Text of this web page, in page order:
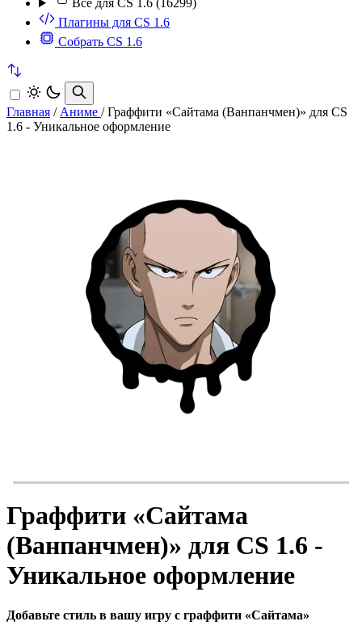
Всё для CS 1.6 (16299)
Плагины для CS 1.6
Собрать CS 1.6
Главная / Аниме / Граффити «Сайтама (Ванпанчмен)» для CS
1.6 - Уникальное оформление
Граффити «Сайтама
(Ванпанчмен)» для CS 1.6 -
Уникальное оформление
Добавьте стиль в вашу игру с граффити «Сайтама»